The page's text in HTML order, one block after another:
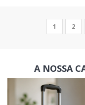
1 2
A NOSSA